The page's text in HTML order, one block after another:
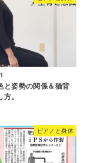
と姿勢の関係＆猫背
。
ピアノと身体